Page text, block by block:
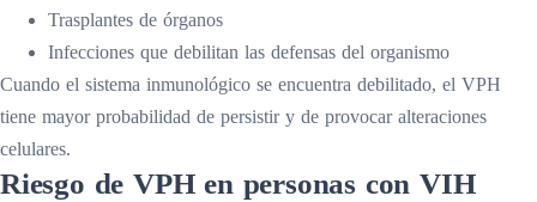
Trasplantes de órganos
Infecciones que debilitan las defensas del organismo
Cuando el sistema inmunológico se encuentra debilitado, el VPH
tiene mayor probabilidad de persistir y de provocar alteraciones
celulares.
Riesgo de VPH en personas con VIH